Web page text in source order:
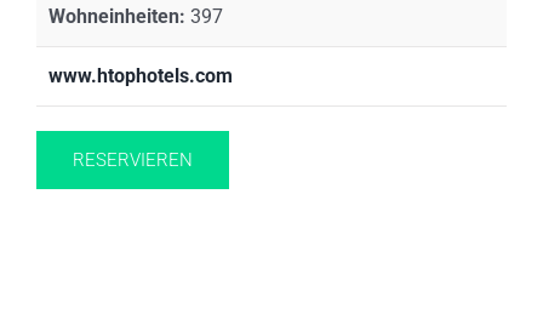
Wohneinheiten: 397
www.htophotels.com
RESERVIEREN